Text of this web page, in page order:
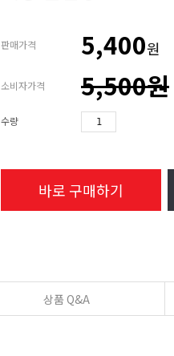
판매가격 5,400원
소비자가격 5,500원
수량
바로 구매하기
상품 Q&A